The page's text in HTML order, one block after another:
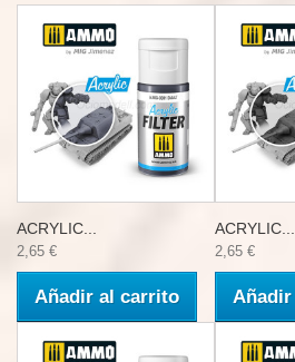
ACRYLIC...
2,65 €
Añadir al carrito
ACRYLIC...
2,65 €